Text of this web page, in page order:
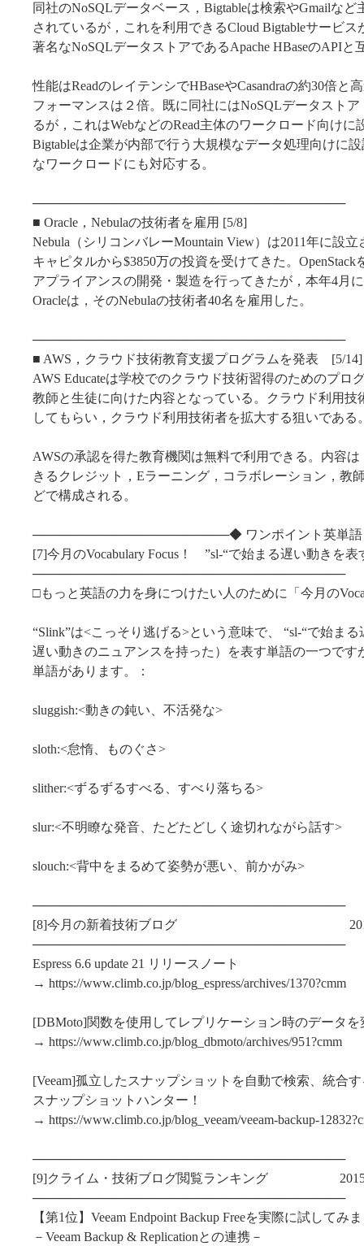
同社のNoSQLデータベース，Bigtableは検索やGmailな
されているが，これを利用できるCloud Bigtableサービ
著名なNoSQLデータストアであるApache HBaseのAPIと
性能はReadのレイテンシでHBaseやCasandraの約30倍と
フォーマンスは２倍。既に同社にはNoSQLデータストア
るが，これはWebなどのRead主体のワークロード向けに
Bigtableは企業が内部で行う大規模なデータ処理向けに
なワークロードにも対応する。
───────────────────────────────────
■ Oracle，Nebulaの技術者を雇用 [5/8]
Nebula（シリコンバレーMountain View）は2011年に設
キャピタルから$3850万の投資を受けてきた。
アプライアンスの開発・製造を行ってきたが，本年4月
Oracleは，そのNebulaの技術者40名を雇用した。
───────────────────────────────────
■ AWS，クラウド技術教育支援プログラムを発表 [5/14]
AWS Educateは学校でのクラウド技術習得のためのプロ
教師と生徒に向けた内容となっている。クラウド利用技
してもらい，クラウド利用技術者を拡大する狙いである
AWSの承認を得た教育機関は無料で利用できる。内容は
きるクレジット，Eラーニング，コラボレーション，教
どで構成される。
──────────────────────◆ ワンポイント英単
[7]今月のVocabulary Focus！ ”sl-“で始まる遅い動きを表
───────────────────────────────────
□もっと英語の力を身につけたい人のために「今月の
“Slink”は<こっそり逃げる>という意味で、 “sl-“で始ま
遅い動きのニュアンスを持った）を表す単語の一つです
単語があります。：
sluggish:<動きの鈍い、不活発な>
sloth:<怠惰、ものぐさ>
slither:<ずるずるすべる、すべり落ちる>
slur:<不明瞭な発音、たどたどしく途切れながら話す>
slouch:<背中をまるめて姿勢が悪い、前かがみ>
───────────────────────────────────
[8]今月の新着技術ブログ 2015/5/1
───────────────────────────────────
Espress 6.6 update 21 リリースノート
→ https://www.climb.co.jp/blog_espress/archives/1370?cmm
[DBMoto]関数を使用してレプリケーション時のデータを
→ https://www.climb.co.jp/blog_dbmoto/archives/951?cmm
[Veeam]孤立したスナップショットを自動で検索、統合
スナップショットハンター！
→ https://www.climb.co.jp/blog_veeam/veeam-backup-
───────────────────────────────────
[9]クライム・技術ブログ閲覧ランキング 2015/
───────────────────────────────────
【第1位】Veeam Endpoint Backup Freeを実際に試してみ
－Veeam Backup & Replicationとの連携－